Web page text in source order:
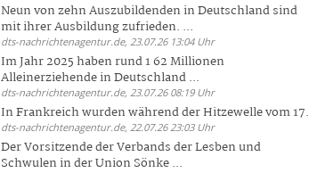
Neun von zehn Auszubildenden in Deutschland sind
mit ihrer Ausbildung zufrieden. ...
dts-nachrichtenagentur.de, 23.07.26 13:04 Uhr
Im Jahr 2025 haben rund 1 62 Millionen
Alleinerziehende in Deutschland ...
dts-nachrichtenagentur.de, 23.07.26 08:19 Uhr
In Frankreich wurden während der Hitzewelle vom 17.
dts-nachrichtenagentur.de, 22.07.26 23:03 Uhr
Der Vorsitzende der Verbands der Lesben und
Schwulen in der Union Sönke ...